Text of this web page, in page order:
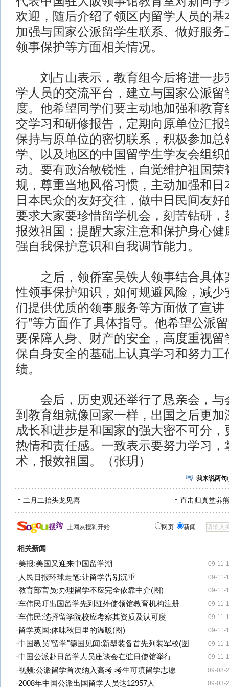
欢迎，随后介绍了领区内留学人员的基
加强与国家公派留学生联系、做好服务
领事保护等方面相关情况。
刘占山表示，教育组今后将进一步
学人员的交流平台，建立与国家公派留
度。他希望同学们要主动地加强和教
交学习和研修报告，定期向原单位汇报
保持与原单位的密切联系，积极参加总
学、以及地区的中国留学生学友会组织
动。要有政治敏锐性，自觉维护祖国荣
规，尊重当地风俗习惯，主动加强和日
日本民众的友好交往，做中日民间友
要求大家要珍惜留学机会，刻苦钻研，
报效祖国；提醒大家注意和保护身心健
强自我保护意识和自我调节能力。
之后，领侨室吴铁人领事结合具体
性领事保护知识，如何规避风险，减少
们提供优质的领事服务等方面做了宣讲
行”等方面作了具体指导。他希望公派
要保障人身、财产的安全，高度重视留
保自身安全的基础上认真学习和努力工
绩。
会后，历史观还举行了恳亲会，与
到教育组就像回家一样，出国之后更加
成长和进步是和国家的强大密不可分
热情和责任感。一致表示要努力学习，
术，报效祖国。（张玥）
我来说两句(
二月二抬头龙见喜 直击归真堂养
上网从搜狗开始 网页 新闻
相关新闻
09-11-
·美报:美国又迎来中国留学潮
09-11-
· 人民日报环球走笔:让留学告别沉重
09-11-
·教育部官员:办理留学不应完全依靠中介(图)
09-11-
·车伟民吁出国留学先到驻外使领馆教育机构注册
09-11-
·车伟民:选择留学院校应考察其资质及认可度
09-11-
·留学英国:体味秋日里的温暖(图)
09-11-
·中国教员"留学"德国见闻:新型装备首先列装军校(图
09-11-
·中国公派赴日留学人员座谈会在驻日使馆举行
09-08-
·视频:公派留学首次纳入高考 考生可填留学志愿
09-03-
·2008年中国公派出国留学人员达12957人